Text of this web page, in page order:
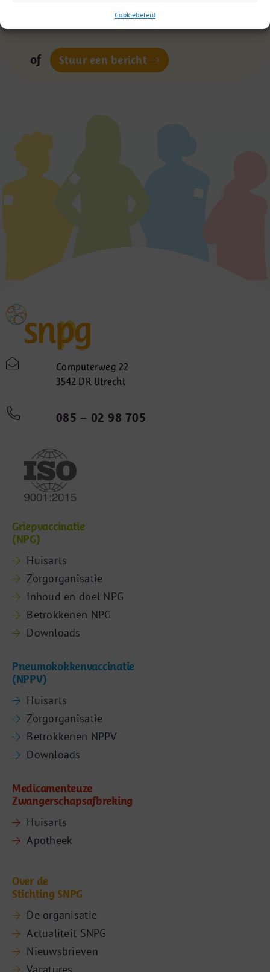
Cookiebeleid
of Stuur een bericht
Computerweg 22
3542 DR Utrecht
085 – 02 98 705
Griepvaccinatie
(NPG)
Huisarts
Zorgorganisatie
Inhoud en doel NPG
Betrokkenen NPG
Downloads
Pneumokokkenvaccinatie
(NPPV)
Huisarts
Zorgorganisatie
Betrokkenen NPPV
Downloads
Medicamenteuze
Zwangerschapsafbreking
Huisarts
Apotheek
Over de
Stichting SNPG
De organisatie
Actualiteit SNPG
Nieuwsbrieven
Vacatures